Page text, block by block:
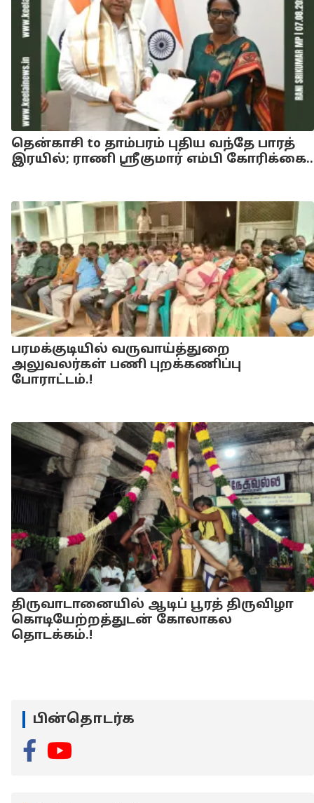
தென்காசி to தாம்பரம் புதிய வந்தே பாரத்
இரயில்; ராணி ஸ்ரீகுமார் எம்பி கோரிக்கை..
பரமக்குடியில் வருவாய்த்துறை
அலுவலர்கள் பணி புறக்கணிப்பு
போராட்டம்.!
திருவாடானையில் ஆடிப் பூரத் திருவிழா
கொடியேற்றத்துடன் கோலாகல
தொடக்கம்.!
பின்தொடர்க